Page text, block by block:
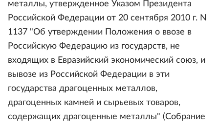
металлы, утвержденное Указом Президента
Российской Федерации от 20 сентября 2010 г. N
1137 "Об утверждении Положения о ввозе в
Российскую Федерацию из государств, не
входящих в Евразийский экономический союз, и
вывозе из Российской Федерации в эти
государства драгоценных металлов,
драгоценных камней и сырьевых товаров,
содержащих драгоценные металлы" (Собрание